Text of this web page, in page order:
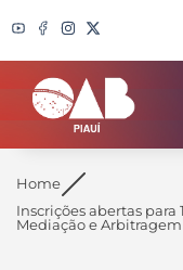
Search
Home
Inscrições abertas para
Mediação e Arbitragem